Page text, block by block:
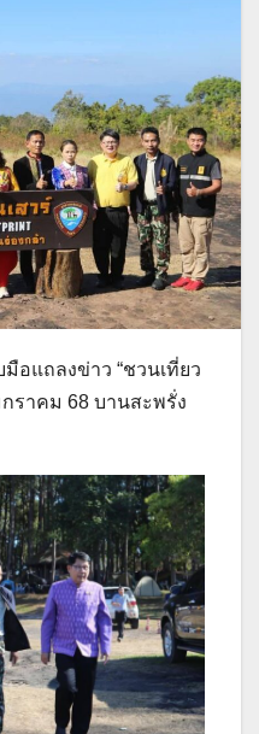
อแถลงข่าว “ชวนเที่ยว
ราคม 68 บานสะพรั่ง